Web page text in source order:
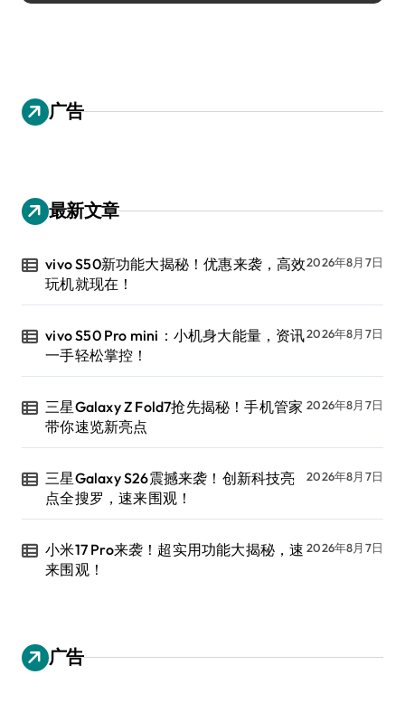
广告
最新文章
vivo S50新功能大揭秘！优惠来袭，高效
玩机就现在！
2026年8月7日
vivo S50 Pro mini：小机身大能量，资讯
一手轻松掌控！
2026年8月7日
三星Galaxy Z Fold7抢先揭秘！手机管家
带你速览新亮点
2026年8月7日
三星Galaxy S26震撼来袭！创新科技亮
点全搜罗，速来围观！
2026年8月7日
小米17 Pro来袭！超实用功能大揭秘，速
来围观！
2026年8月7日
广告